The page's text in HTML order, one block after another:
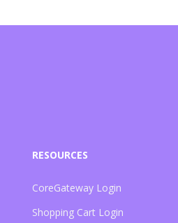
RESOURCES
CoreGateway Login
Shopping Cart Login